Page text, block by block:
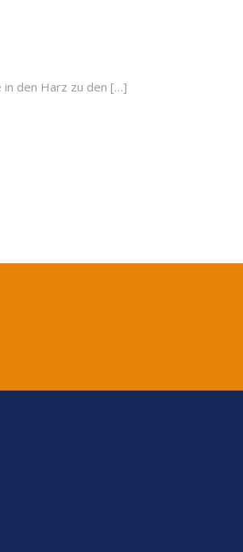
in den Harz zu den […]